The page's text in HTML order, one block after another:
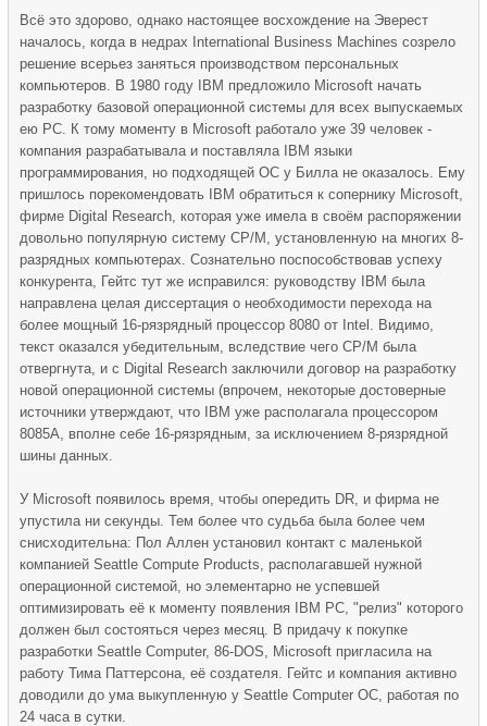
Всё это здорово, однако настоящее восхождение на Эверест
началось, когда в недрах International Business Machines созрело
решение всерьез заняться производством персональных
компьютеров. В 1980 году IBM предложило Microsoft начать
разработку базовой операционной системы для всех выпускаемых
ею PC. К тому моменту в Microsoft работало уже 39 человек -
компания разрабатывала и поставляла IBM языки
программирования, но подходящей ОС у Билла не оказалось. Ему
пришлось порекомендовать IBM обратиться к сопернику Microsoft,
фирме Digital Research, которая уже имела в своём распоряжении
довольно популярную систему CP/M, установленную на многих 8-
разрядных компьютерах. Сознательно поспособствовав успеху
конкурента, Гейтс тут же исправился: руководству IBM была
направлена целая диссертация о необходимости перехода на
более мощный 16-рязрядный процессор 8080 от Intel. Видимо,
текст оказался убедительным, вследствие чего CP/M была
отвергнута, и с Digital Research заключили договор на разработку
новой операционной системы (впрочем, некоторые достоверные
источники утверждают, что IBM уже располагала процессором
8085А, вполне себе 16-рязрядным, за исключением 8-рязрядной
шины данных.
У Microsoft появилось время, чтобы опередить DR, и фирма не
упустила ни секунды. Тем более что судьба была более чем
снисходительна: Пол Аллен установил контакт с маленькой
компанией Seattle Compute Products, располагавшей нужной
операционной системой, но элементарно не успевшей
оптимизировать её к моменту появления IBM PC, "релиз" которого
должен был состояться через месяц. В придачу к покупке
разработки Seattle Computer, 86-DOS, Microsoft пригласила на
работу Тима Паттерсона, её создателя. Гейтс и компания активно
доводили до ума выкупленную у Seattle Computer ОС, работая по
24 часа в сутки.